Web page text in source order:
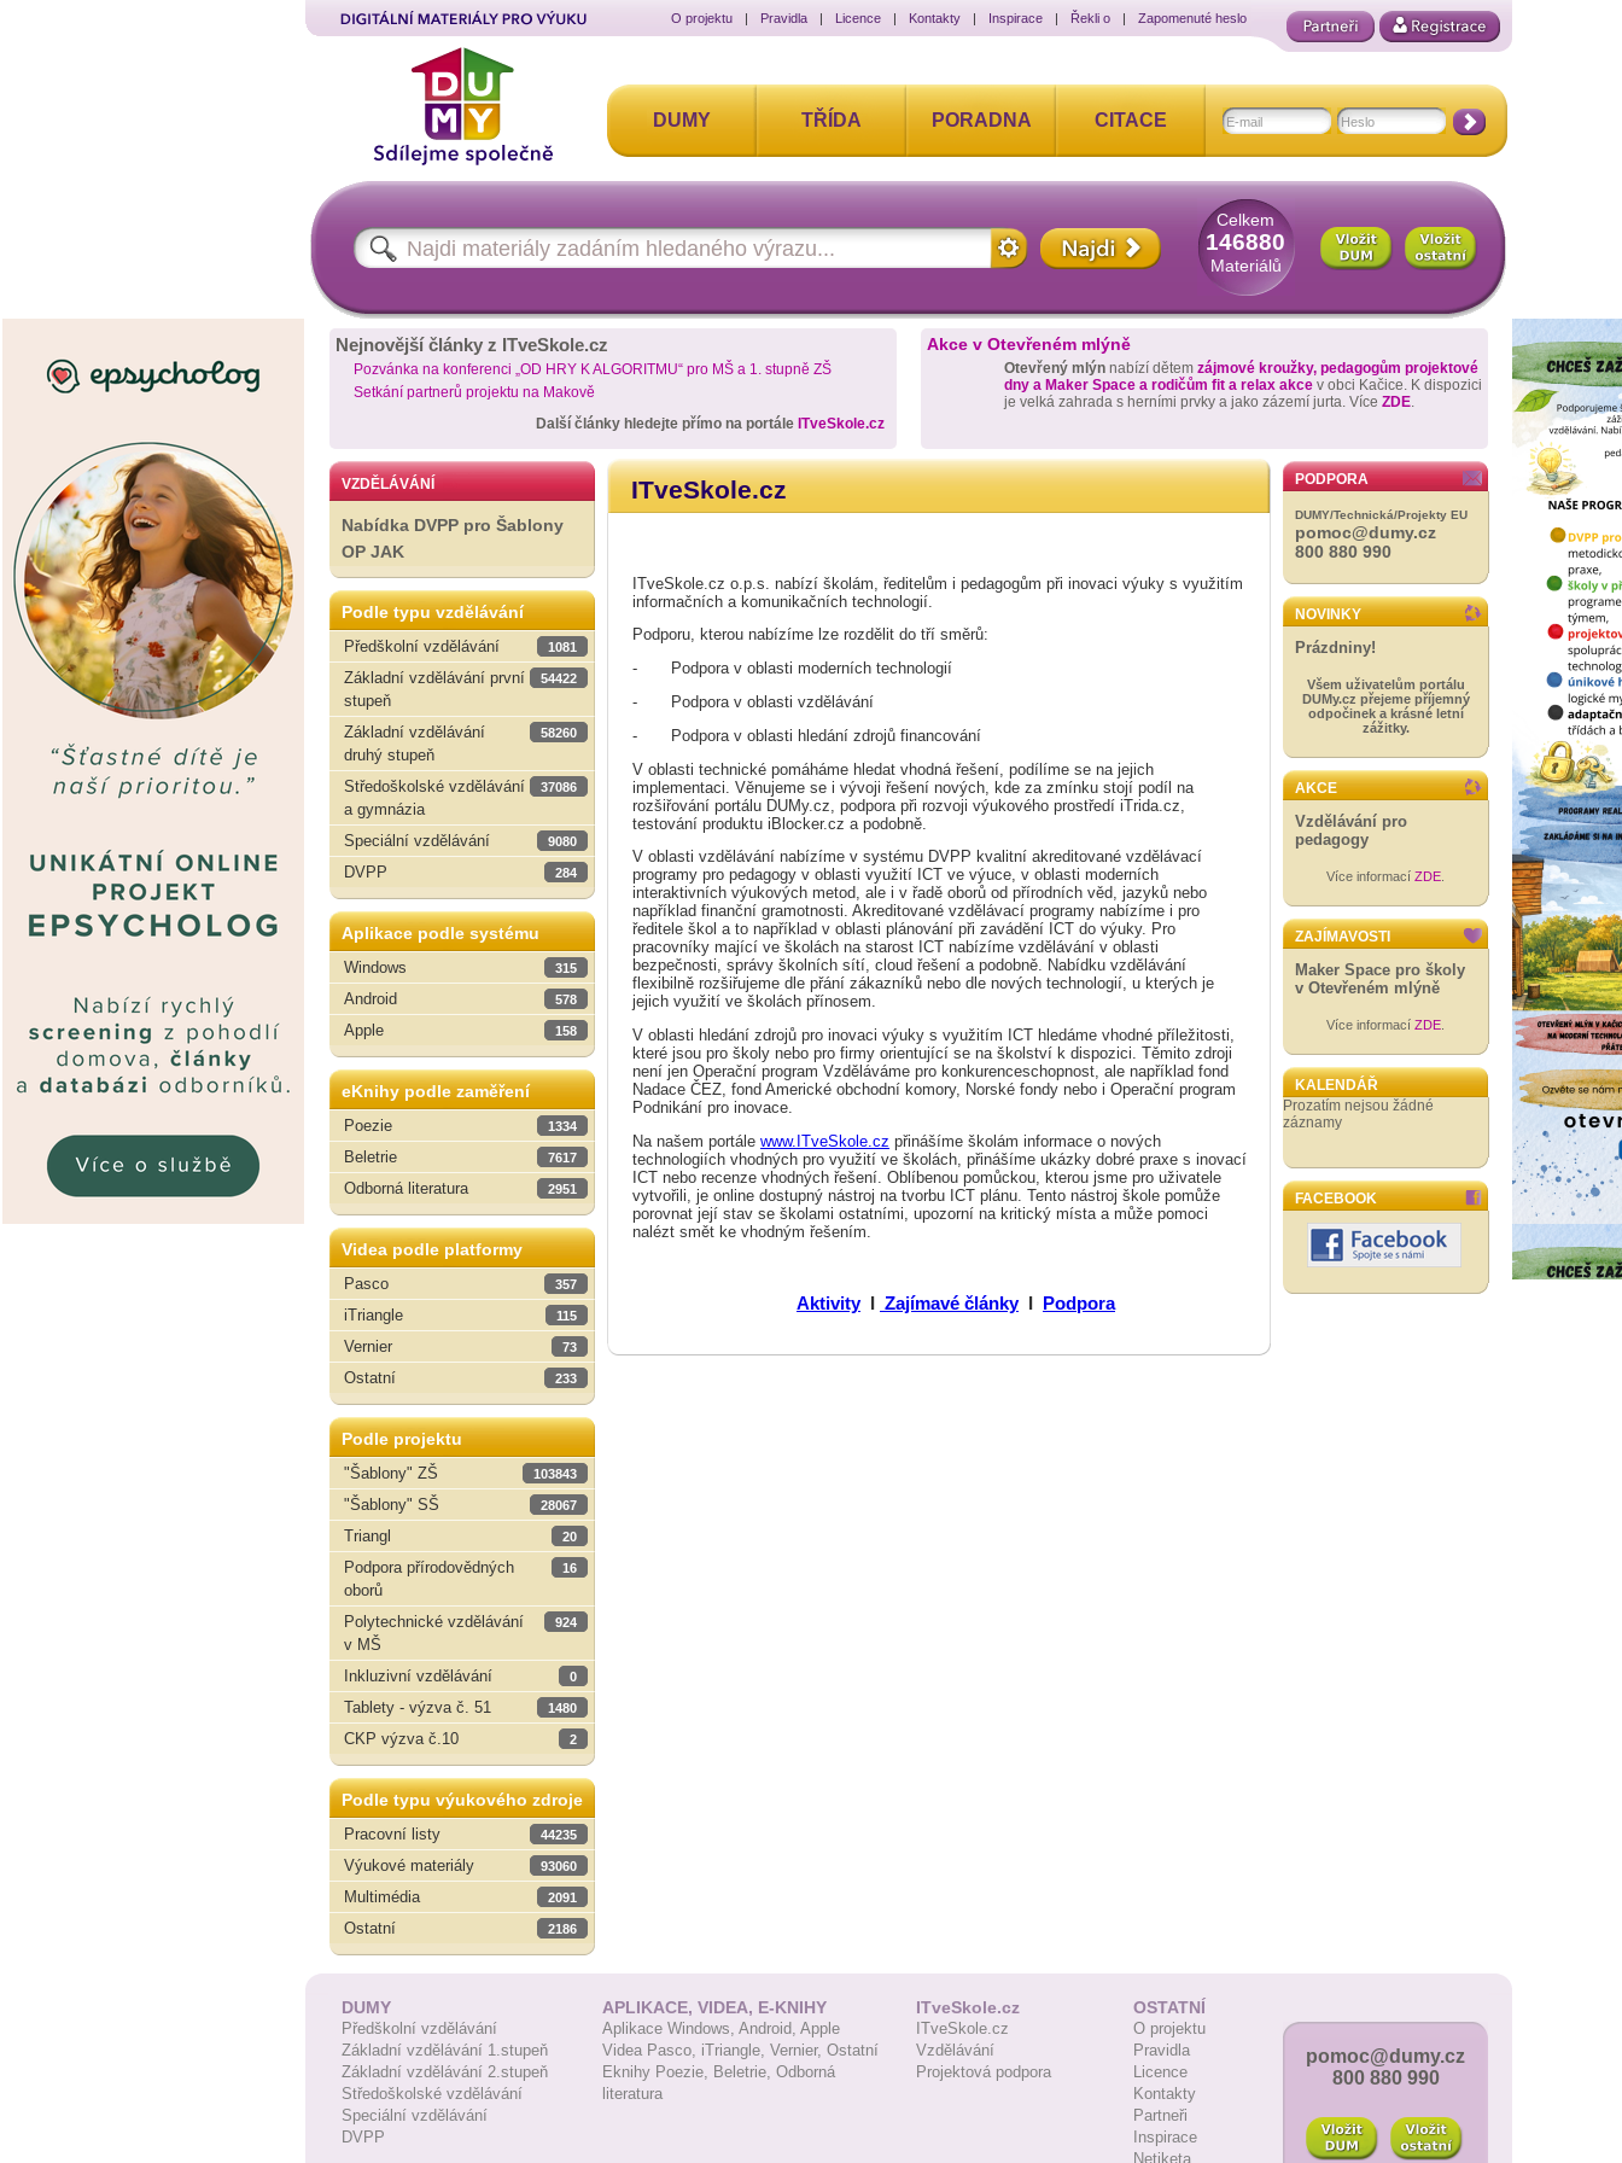
O projektu | Pravidla | Licence | Kontakty | Inspirace | Řekli o | Zapomenuté heslo
DUMY TŘÍDA PORADNA CITACE
Celkem
146880
Materiálů
Nejnovější články z ITveSkole.cz
Pozvánka na konferenci „OD HRY K ALGORITMU“ pro MŠ a 1. stupně ZŠ
Setkání partnerů projektu na Makově
Další články hledejte přímo na portále ITveSkole.cz
Akce v Otevřeném mlýně
Otevřený mlýn nabízí dětem zájmové kroužky, pedagogům projektové
dny a Maker Space a rodičům fit a relax akce v obci Kačice. K dispozici
je velká zahrada s herními prvky a jako zázemí jurta. Více ZDE.
VZDĚLÁVÁNÍ
Nabídka DVPP pro Šablony
OP JAK
Podle typu vzdělávání
Předškolní vzdělávání
1081
Základní vzdělávání první
stupeň
54422
Základní vzdělávání
druhý stupeň
58260
Středoškolské vzdělávání
a gymnázia
37086
Speciální vzdělávání 9080
DVPP 284
Aplikace podle systému
Windows
315
Android 578
Apple 158
eKnihy podle zaměření
Poezie
1334
Beletrie 7617
Odborná literatura 2951
Videa podle platformy
Pasco
357
iTriangle 115
Vernier 73
Ostatní 233
Podle projektu
"Šablony" ZŠ
103843
"Šablony" SŠ 28067
Triangl 20
Podpora přírodovědných
oborů
16
Polytechnické vzdělávání
v MŠ
924
Inkluzivní vzdělávání 0
Tablety - výzva č. 51 1480
CKP výzva č.10 2
Podle typu výukového zdroje
Pracovní listy
44235
Výukové materiály 93060
Multimédia 2091
Ostatní 2186
ITveSkole.cz
ITveSkole.cz o.p.s. nabízí školám, ředitelům i pedagogům při inovaci výuky s využitím
informačních a komunikačních technologií.
Podporu, kterou nabízíme lze rozdělit do tří směrů:
- Podpora v oblasti moderních technologií
- Podpora v oblasti vzdělávání
- Podpora v oblasti hledání zdrojů financování
V oblasti technické pomáháme hledat vhodná řešení, podílíme se na jejich
implementaci. Věnujeme se i vývoji řešení nových, kde za zmínku stojí podíl na
rozšiřování portálu DUMy.cz, podpora při rozvoji výukového prostředí iTrida.cz,
testování produktu iBlocker.cz a podobně.
V oblasti vzdělávání nabízíme v systému DVPP kvalitní akreditované vzdělávací
programy pro pedagogy v oblasti využití ICT ve výuce, v oblasti moderních
interaktivních výukových metod, ale i v řadě oborů od přírodních věd, jazyků nebo
například finanční gramotnosti. Akreditované vzdělávací programy nabízíme i pro
ředitele škol a to například v oblasti plánování při zavádění ICT do výuky. Pro
pracovníky mající ve školách na starost ICT nabízíme vzdělávání v oblasti
bezpečnosti, správy školních sítí, cloud řešení a podobně. Nabídku vzdělávání
flexibilně rozšiřujeme dle přání zákazníků nebo dle nových technologií, u kterých je
jejich využití ve školách přínosem.
V oblasti hledání zdrojů pro inovaci výuky s využitím ICT hledáme vhodné příležitosti,
které jsou pro školy nebo pro firmy orientující se na školství k dispozici. Těmito zdroji
není jen Operační program Vzděláváme pro konkurenceschopnost, ale například fond
Nadace ČEZ, fond Americké obchodní komory, Norské fondy nebo i Operační program
Podnikání pro inovace.
Na našem portále www.ITveSkole.cz přinášíme školám informace o nových
technologiích vhodných pro využití ve školách, přinášíme ukázky dobré praxe s inovací
ICT nebo recenze vhodných řešení. Oblíbenou pomůckou, kterou jsme pro uživatele
vytvořili, je online dostupný nástroj na tvorbu ICT plánu. Tento nástroj škole pomůže
porovnat její stav se školami ostatními, upozorní na kritický místa a může pomoci
nalézt smět ke vhodným řešením.
AktivityΙ Zajímavé článkyΙ Podpora
PODPORA
DUMY/Technická/Projekty EU
pomoc@dumy.cz
800 880 990
NOVINKY
Prázdniny!
Všem uživatelům portálu
DUMy.cz přejeme příjemný
odpočinek a krásné letní
zážitky.
AKCE
Vzdělávání pro
pedagogy
Více informací ZDE
ZAJÍMAVOSTI
Maker Space pro školy
v Otevřeném mlýně
Více informací ZDE
KALENDÁŘ
Prozatím nejsou žádné
záznamy
FACEBOOK
DUMY
Předškolní vzdělávání
Základní vzdělávání 1.stupeň
Základní vzdělávání 2.stupeň
Středoškolské vzdělávání
Speciální vzdělávání
DVPP
APLIKACE, VIDEA, E-KNIHY
Aplikace Windows, Android, Apple
Videa Pasco, iTriangle, Vernier, Ostatní
Eknihy Poezie, Beletrie, Odborná
literatura
ITveSkole.cz
ITveSkole.cz
Vzdělávání
Projektová podpora
OSTATNÍ
O projektu
Pravidla
Licence
Kontakty
Partneři
Inspirace
Netiketa
pomoc@dumy.cz
800 880 990